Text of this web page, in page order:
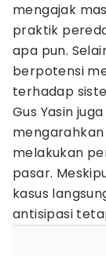
mengajak
praktik
apa pun.
berpotensi
terhadap
Gus Yasin
melakukan
pasar.
kasus
antisipasi